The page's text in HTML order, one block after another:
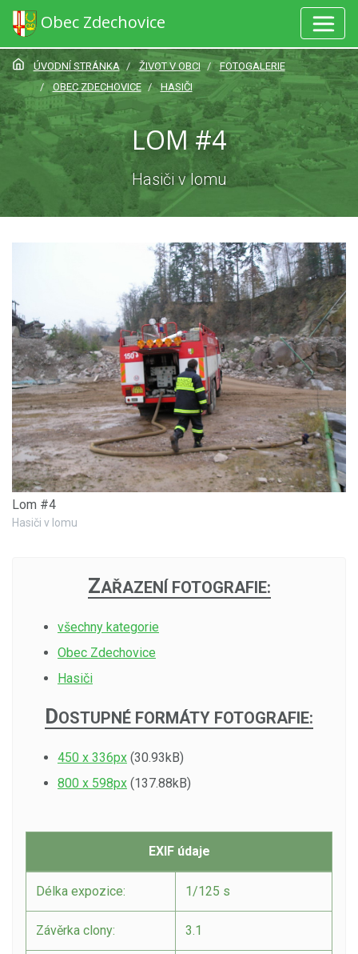
Obec Zdechovice
ÚVODNÍ STRÁNKA ŽIVOT V OBCI
FOTOGALERIE
OBEC ZDECHOVICE
HASIČI
LOM #4
Hasiči v lomu
Lom #4
Hasiči v lomu
ZAŘAZENÍ FOTOGRAFIE:
všechny kategorie
Obec Zdechovice
Hasiči
DOSTUPNÉ FORMÁTY FOTOGRAFIE:
450 x 336px (30.93kB)
800 x 598px (137.88kB)
EXIF údaje
Délka expozice: 1/125 s
Závěrka clony: 3.1